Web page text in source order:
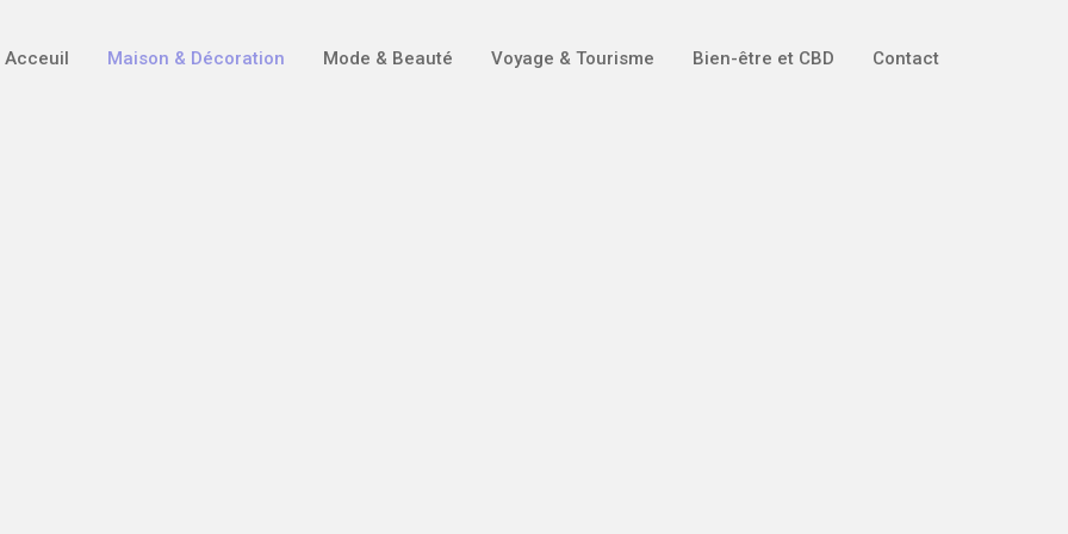
Acceuil Maison & Décoration Mode & Beauté Voyage & Tourisme Bien-être et CBD Contact